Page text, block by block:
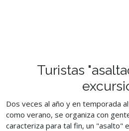
Turistas
Dos veces al año y en temporada
como verano, se organiza con
caracteriza para tal fin, un "asalto"